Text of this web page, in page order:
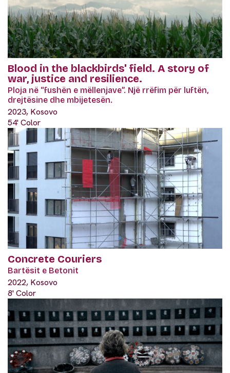
Blood in the blackbirds' field. A story of
war, justice and resilience.
Ploja në “fushën e mëllenjave”. Një rrëfim për luftën,
drejtësine dhe mbijetesën.
2023, Kosovo
54' Color
Concrete Couriers
Bartësit e Betonit
2022, Kosovo
8' Color